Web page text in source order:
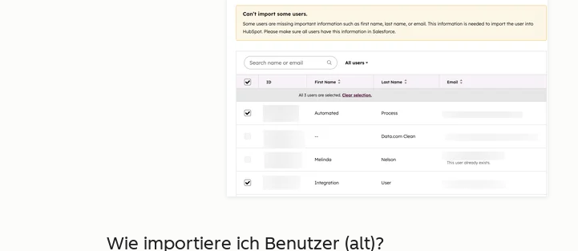
Wie importiere ich Benutzer (alt)?